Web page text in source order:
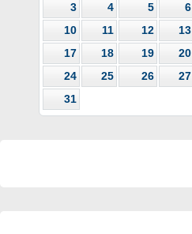
3
4 5 6
10
11 12 13
17
18 19 20
24
25 26 27
31